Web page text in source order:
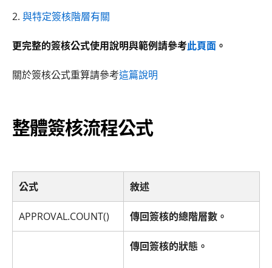
2. 與特定簽核階層有關
更完整的簽核公式使用說明與範例請參考此頁面 。
關於簽核公式重算請參考這篇說明
整體簽核流程公式
公式 敘述
APPROVAL.COUNT() 傳回簽核的總階層數。
傳回簽核的狀態。